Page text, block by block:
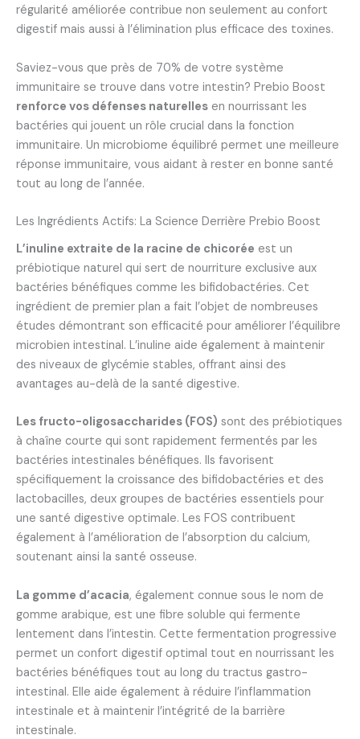
régularité améliorée contribue non seulement au confort
digestif mais aussi à l’élimination plus efficace des toxines.
Saviez-vous que près de 70% de votre système
immunitaire se trouve dans votre intestin? Prebio Boost
renforce vos défenses naturelles en nourrissant les
bactéries qui jouent un rôle crucial dans la fonction
immunitaire. Un microbiome équilibré permet une meilleure
réponse immunitaire, vous aidant à rester en bonne santé
tout au long de l’année.
Les Ingrédients Actifs: La Science Derrière Prebio Boost
L’inuline extraite de la racine de chicorée est un
prébiotique naturel qui sert de nourriture exclusive aux
bactéries bénéfiques comme les bifidobactéries. Cet
ingrédient de premier plan a fait l’objet de nombreuses
études démontrant son efficacité pour améliorer l’équilibre
microbien intestinal. L’inuline aide également à maintenir
des niveaux de glycémie stables, offrant ainsi des
avantages au-delà de la santé digestive.
Les fructo-oligosaccharides (FOS) sont des prébiotiques
à chaîne courte qui sont rapidement fermentés par les
bactéries intestinales bénéfiques. Ils favorisent
spécifiquement la croissance des bifidobactéries et des
lactobacilles, deux groupes de bactéries essentiels pour
une santé digestive optimale. Les FOS contribuent
également à l’amélioration de l’absorption du calcium,
soutenant ainsi la santé osseuse.
La gomme d’acacia, également connue sous le nom de
gomme arabique, est une fibre soluble qui fermente
lentement dans l’intestin. Cette fermentation progressive
permet un confort digestif optimal tout en nourrissant les
bactéries bénéfiques tout au long du tractus gastro-
intestinal. Elle aide également à réduire l’inflammation
intestinale et à maintenir l’intégrité de la barrière
intestinale.